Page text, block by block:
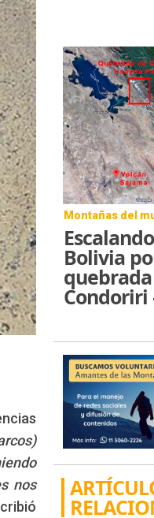
nos
Montañas del
Bolivia
Condoriri